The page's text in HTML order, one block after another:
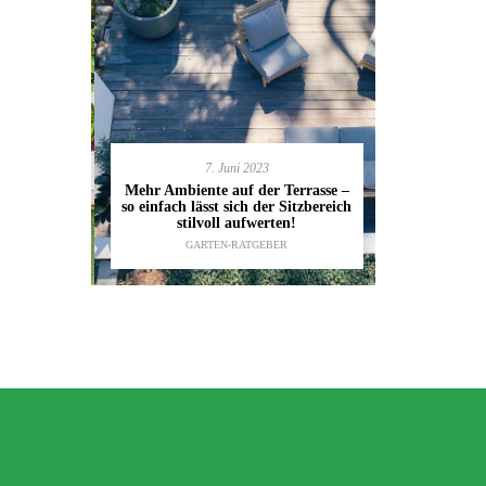
7. Juni 2023
Mehr Ambiente auf der Terrasse –
so einfach lässt sich der Sitzbereich
stilvoll aufwerten!
GARTEN-RATGEBER